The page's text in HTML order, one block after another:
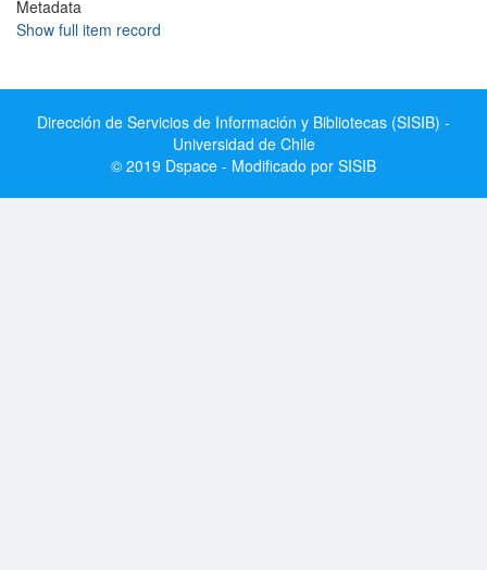
Metadata
Show full item record
Dirección de Servicios de Información y Bibliotecas (SISIB) -
Universidad de Chile
© 2019 Dspace - Modificado por SISIB